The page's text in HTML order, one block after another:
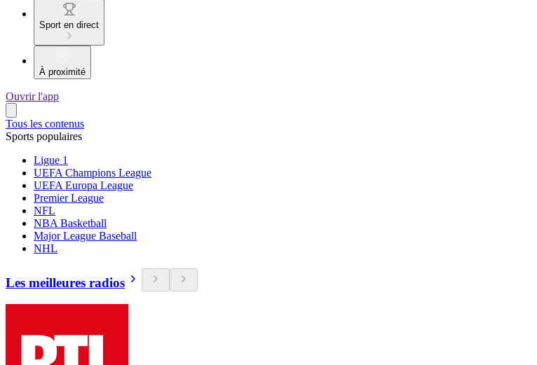
Sport en direct
À proximité
Ouvrir l'app
Tous les contenus
Sports populaires
Ligue 1
UEFA Champions League
UEFA Europa League
Premier League
NFL
NBA Basketball
Major League Baseball
NHL
Les meilleures radios